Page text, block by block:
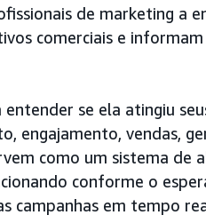
de marketing a
comerciais e
se ela atingiu
engajamento, vendas,
como um sistema de
conforme o
campanhas em tempo